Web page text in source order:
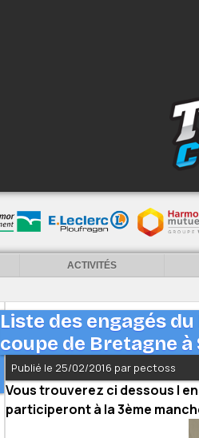
ACTIVITÉS
Liste des engagés
coupe de Bretagne à
Publié le 25/02/2016 par pectoss
Vous trouverez ci dessous l
participeront à la 3ème